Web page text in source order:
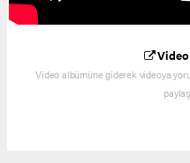
Video
Video albümüne giderek videoya